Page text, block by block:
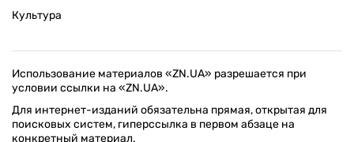
Культура
Использование материалов «ZN.UA» разрешается при
условии ссылки на «ZN.UA».
Для интернет-изданий обязательна прямая, открытая для
поисковых систем, гиперссылка в первом абзаце на
конкретный материал.